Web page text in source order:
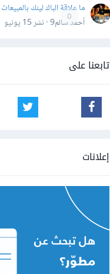
0
ما علاقة الباك لينك بالمبيعات
أحمد سالم9 · نشر
15 يونيو
تابعنا على
إعلانات